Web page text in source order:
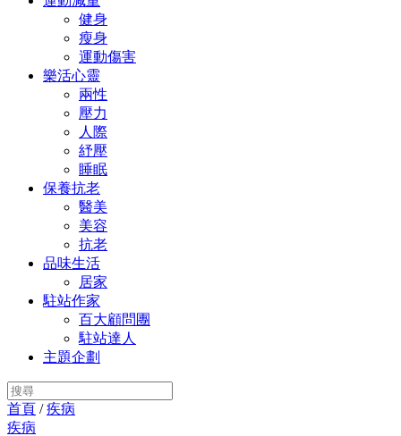
健身
瘦身
運動傷害
樂活心靈
兩性
壓力
人際
紓壓
睡眠
保養抗老
醫美
美容
抗老
品味生活
居家
駐站作家
百大顧問團
駐站達人
主題企劃
首頁 /疾病
疾病